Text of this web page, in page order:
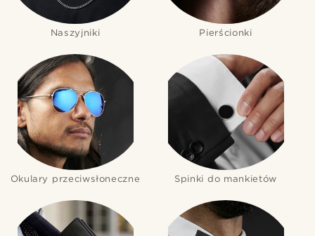
Naszyjniki Pierścionki
Okulary przeciwsłoneczne Spinki do mankietów